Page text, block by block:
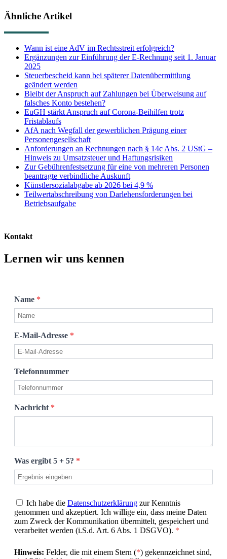
Ähnliche Artikel
Wann ist eine AdV im Rechtsstreit erfolgreich?
Ergänzungen zur Einführung der E-Rechnung seit 1. Januar
2025
Steuerbescheid kann bei späterer Datenübermittlung
geändert werden
Bleibt der Anspruch auf Zahlungen bei Überweisung auf
falsches Konto bestehen?
EuGH stärkt Anspruch auf Corona-Beihilfen trotz
Fristablaufs
AfA nach Wegfall der gewerblichen Prägung einer
Personengesellschaft
Anforderungen an Rechnungen nach § 14c Abs. 2 UStG –
Hinweis zu Umsatzsteuer und Haftungsrisiken
Zur Gebührenfestsetzung für eine von mehreren Personen
beantragte verbindliche Auskunft
Künstlersozialabgabe ab 2026 bei 4,9 %
Teilwertabschreibung von Darlehensforderungen bei
Betriebsaufgabe
Kontakt
Lernen wir uns kennen
Name *
E-Mail-Adresse *
Telefonnummer
Nachricht *
Was ergibt 5 + 5? *
Ich habe die Datenschutzerklärung zur Kenntnis
genommen und akzeptiert. Ich willige ein, dass meine Daten
zum Zweck der Kommunikation übermittelt, gespeichert und
verarbeitet werden (i.S.d. Art. 6 Abs. 1 DSGVO). *
Hinweis: Felder, die mit einem Stern (*) gekennzeichnet sind,